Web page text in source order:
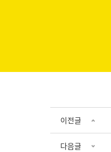
이전글
다음글